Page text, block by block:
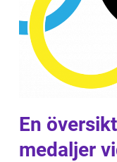
En
medaljer